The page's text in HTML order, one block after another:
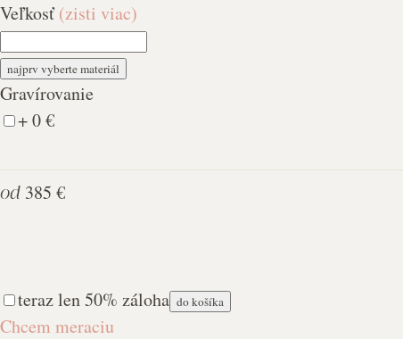
Veľkosť(zisti viac)
najprv vyberte materiál
Gravírovanie
+ 0 €
od 385 €
teraz len 50% záloha do košíka
Chcem meraciu